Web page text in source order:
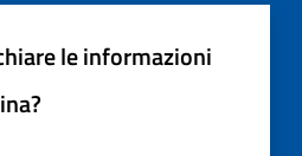
le informazioni